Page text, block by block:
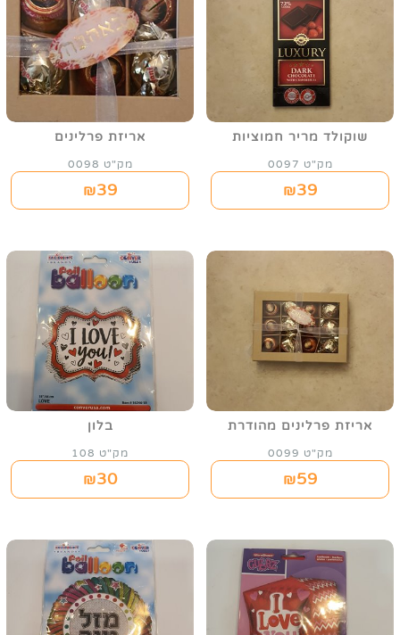
שוקולד מריר חמוציות
מק"ט 0097
₪39
אריזת פרלינים
מק"ט 0098
₪39
אריזת פרלינים מהודרת
מק"ט 0099
₪59
בלון
מק"ט 108
₪30